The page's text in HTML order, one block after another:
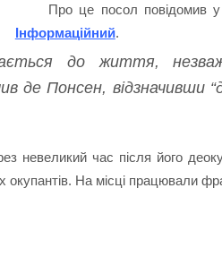
Про це посол повідомив
Інформаційний.
до життя,
де Понсен, відзначивши
невеликий час після його
На місці працювали